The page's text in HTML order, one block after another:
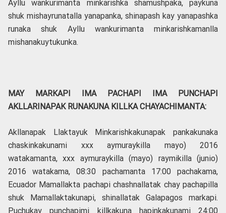
Ayllu wankurimanta minkarishka shamushpaka, paykuna
shuk mishayrunatalla yanapanka, shinapash kay yanapashka
runaka shuk Ayllu wankurimanta minkarishkamanlla
mishanakuytukunka.
MAY MARKAPI IMA PACHAPI IMA PUNCHAPI
AKLLARINAPAK RUNAKUNA KILLKA CHAYACHIMANTA:
Akllanapak Llaktayuk Minkarishkakunapak pankakunaka
chaskinkakunami xxx aymuraykilla mayo) 2016
watakamanta, xxx aymuraykilla (mayo) raymikilla (junio)
2016 watakama, 08:30 pachamanta 17:00 pachakama,
Ecuador Mamallakta pachapi chashnallatak chay pachapilla
shuk Mamallaktakunapi, shinallatak Galapagos markapi.
Puchukay punchapimi killkakuna hapinkakunami 24:00